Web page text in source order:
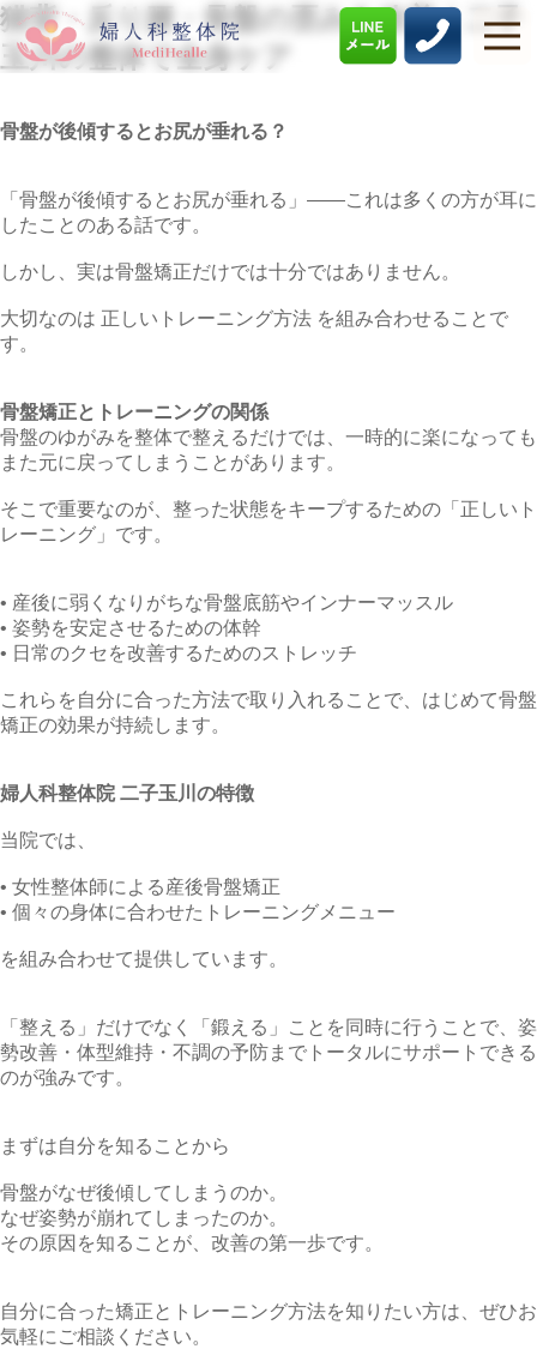
猫背・反り腰・骨盤の歪みを改善｜二子
玉川の整体で全身ケア
骨盤が後傾するとお尻が垂れる？
「骨盤が後傾するとお尻が垂れる」――これは多くの方が耳に
したことのある話です。
しかし、実は骨盤矯正だけでは十分ではありません。
大切なのは 正しいトレーニング方法 を組み合わせることで
す。
骨盤矯正とトレーニングの関係
骨盤のゆがみを整体で整えるだけでは、一時的に楽になっても
また元に戻ってしまうことがあります。
そこで重要なのが、整った状態をキープするための「正しいト
レーニング」です。
• 産後に弱くなりがちな骨盤底筋やインナーマッスル
• 姿勢を安定させるための体幹
• 日常のクセを改善するためのストレッチ
これらを自分に合った方法で取り入れることで、はじめて骨盤
矯正の効果が持続します。
婦人科整体院 二子玉川の特徴
当院では、
• 女性整体師による産後骨盤矯正
• 個々の身体に合わせたトレーニングメニュー
を組み合わせて提供しています。
「整える」だけでなく「鍛える」ことを同時に行うことで、姿
勢改善・体型維持・不調の予防までトータルにサポートできる
のが強みです。
まずは自分を知ることから
骨盤がなぜ後傾してしまうのか。
なぜ姿勢が崩れてしまったのか。
その原因を知ることが、改善の第一歩です。
自分に合った矯正とトレーニング方法を知りたい方は、ぜひお
気軽にご相談ください。